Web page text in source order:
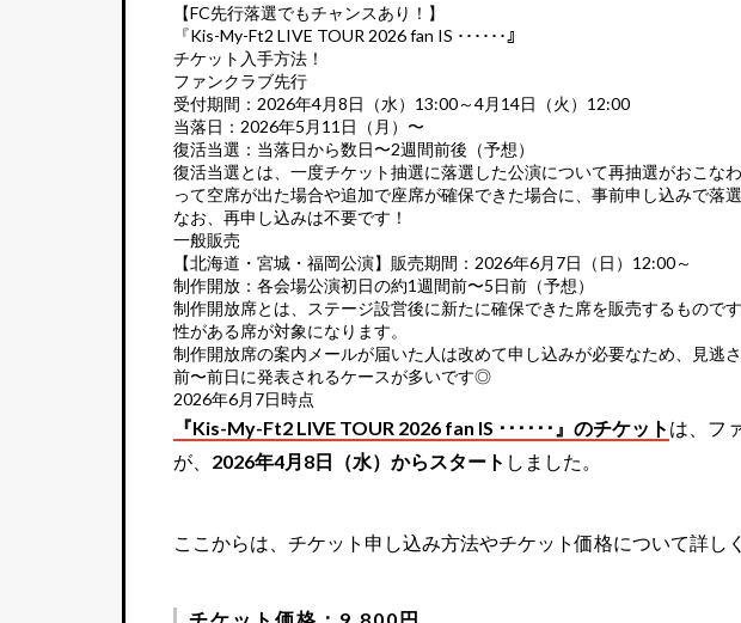
【FC先行落選でもチャンスあり！】
『Kis-My-Ft2 LIVE TOUR 2026 fan IS ･･････』
チケット入手方法！
ファンクラブ先行
受付期間：2026年4月8日（水）13:00～4月14日（火）12:00
当落日：2026年5月11日（月）〜
復活当選：当落日から数日〜2週間前後（予想）
復活当選とは、一度チケット抽選に落選した公演について再抽選がおこな
って空席が出た場合や追加で座席が確保できた場合に、事前申し込みで落
なお、再申し込みは不要です！
一般販売
【北海道・宮城・福岡公演】販売期間：2026年6月7日（日）12:00～
制作開放：各会場公演初日の約1週間前〜5日前（予想）
制作開放席とは、ステージ設営後に新たに確保できた席を販売するもので
性がある席が対象になります。
制作開放席の案内メールが届いた人は改めて申し込みが必要なため、見逃
前〜前日に発表されるケースが多いです◎
2026年6月7日時点
『Kis-My-Ft2 LIVE TOUR 2026 fan IS ･･････』のチケット は、フ
が、 2026年4月8日（水）からスタート しました。
ここからは、チケット申し込み方法やチケット価格について詳し